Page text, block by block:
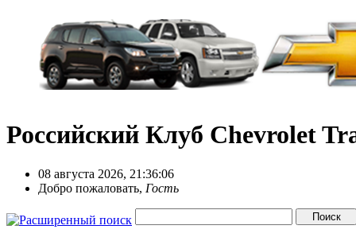
Российский Клуб Chevrolet
08 августа 2026, 21:36:06
Добро пожаловать, Гость